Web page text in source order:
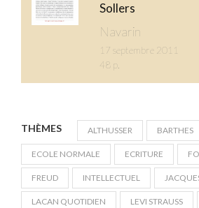
Sollers
Navarin
17 septembre 2011
48 p.
THÈMES ALTHUSSER BARTHES
ECOLE NORMALE ECRITURE
FREUD INTELLECTUEL
LACAN QUOTIDIEN LEVI STRAUSS